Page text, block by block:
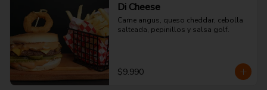
Di Cheese
Carne angus, queso cheddar, cebolla
salteada, pepinillos y salsa golf.
$9.990